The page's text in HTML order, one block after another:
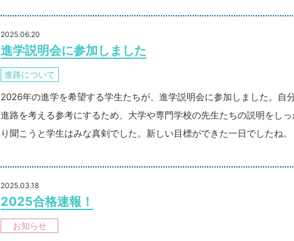
2025.06.20
進学説明会に参加しました
進路について
2026年の進学を希望する学生たちが、進学説明会に参加しました。自
進路を考える参考にするため、大学や専門学校の先生たちの説明をし
り聞こうと学生はみな真剣でした。新しい目標ができた一日でしたね。
2025.03.18
2025合格速報！
お知らせ